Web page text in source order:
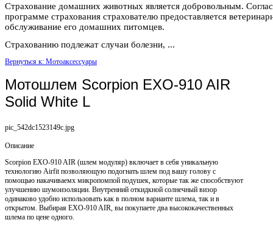
Страхование домашних животных является добровольным.
программе страхования страхователю предоставляется
обслуживание его домашних питомцев.
Страхованию подлежат случаи болезни, ...
Вернуться к: Мотоаксессуары
Мотошлем Scorpion EXO-910 AIR
Solid White L
pic_542dc1523149c.jpg
Описание
Scorpion EXO-910 AIR (шлем модуляр) включает в себя уникальную
технологию Airfit позволяющую подогнать шлем под вашу голову с
помощью накачиваемх микропомпой подушек, которые так же способствуют
улучшению шумоизоляции. Внутренний откидкной солнечный визор
одинаково удобно использовать как в полном варианте шлема, так и в
открытом. Выбирая EXO-910 AIR, вы покупаете два высококачественных
шлема по цене одного.